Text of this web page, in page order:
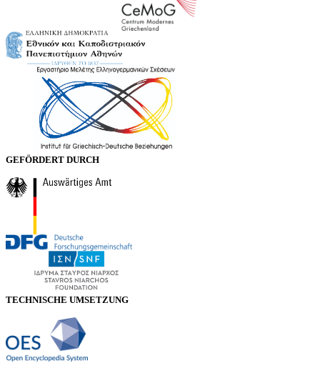
GEFÖRDERT DURCH
TECHNISCHE UMSETZUNG